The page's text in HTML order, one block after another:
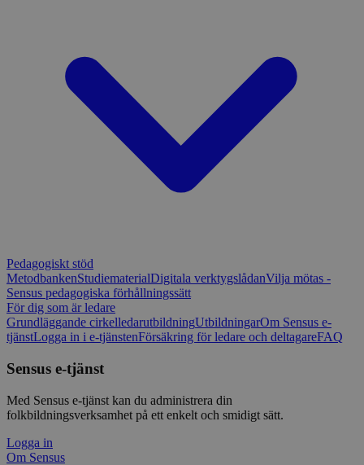
Pedagogiskt stöd
MetodbankenStudiematerialDigitala verktygslådanVilja mötas -
Sensus pedagogiska förhållningssätt
För dig som är ledare
Grundläggande cirkelledarutbildningUtbildningarOm Sensus e-
tjänstLogga in i e-tjänstenFörsäkring för ledare och deltagareFAQ
Sensus e-tjänst
Med Sensus e-tjänst kan du administrera din
folkbildningsverksamhet på ett enkelt och smidigt sätt.
Logga in
Om Sensus